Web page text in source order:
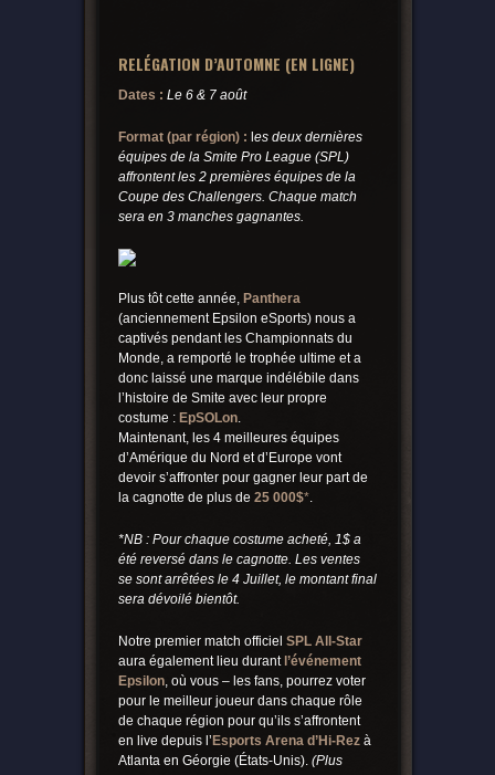
RELÉGATION D’AUTOMNE (EN LIGNE)
Dates : Le 6 & 7 août
Format (par région) : es deux dernières
équipes de la Smite Pro League (SPL)
affrontent les 2 premières équipes de la
Coupe des Challengers. Chaque match
sera en 3 manches gagnantes.
Plus tôt cette année, Panthera
(anciennement Epsilon eSports) nous a
captivés pendant les Championnats du
Monde, a remporté le trophée ultime et a
donc laissé une marque indélébile dans
l’histoire de Smite avec leur propre
costume :EpSOLon.
Maintenant, les 4 meilleures équipes
d’Amérique du Nord et d’Europe vont
devoir s’affronter pour gagner leur part de
la cagnotte de plus de 25 000$*.
*NB : Pour chaque costume acheté, 1$ a
été reversé dans le cagnotte. Les ventes
se sont arrêtées le 4 Juillet, le montant final
sera dévoilé bientôt.
Notre premier match officiel SPL All-Star
aura également lieu durant l’événement
Epsilon, où vous – les fans, pourrez voter
pour le meilleur joueur dans chaque rôle
de chaque région pour qu’ils s’affrontent
en live depuis l’ Esports Arena d’Hi-Rezà
Atlanta en Géorgie (États-Unis). (Plus